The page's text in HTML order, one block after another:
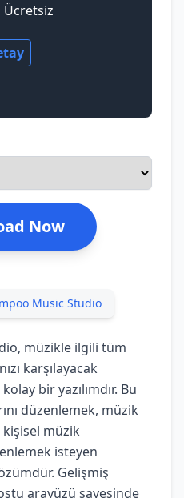
Ücretsiz
Now
Music Studio
müzikle ilgili tüm
karşılayacak
bir yazılımdır. Bu
düzenlemek, müzik
kişisel müzik
isteyen
Gelişmiş
arayüzü sayesinde